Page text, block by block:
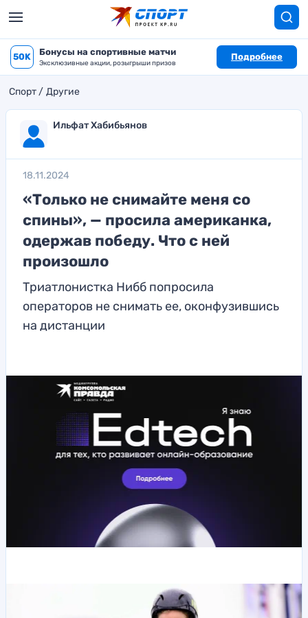
50K Бонусы на спортивные матчи
Эксклюзивные акции, розыгрыши призов
Подробнее
Спорт Другие
Ильфат Хабибьянов
18.11.2024
«Только не снимайте меня со
спины», — просила американка,
одержав победу. Что с ней
произошло
Триатлонистка Нибб попросила
операторов не снимать ее, оконфузившись
на дистанции